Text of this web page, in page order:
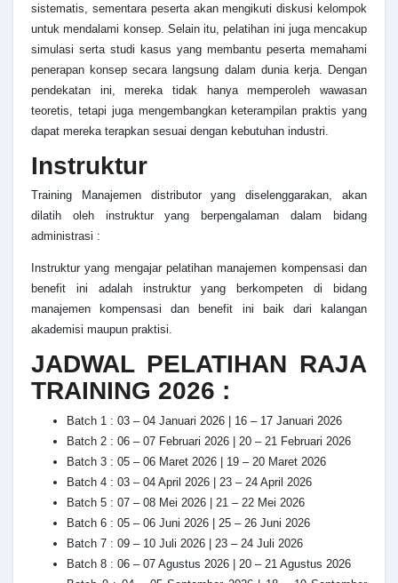
sistematis, sementara peserta akan mengikuti diskusi kelompok
untuk mendalami konsep. Selain itu, pelatihan ini juga mencakup
simulasi serta studi kasus yang membantu peserta memahami
penerapan konsep secara langsung dalam dunia kerja. Dengan
pendekatan ini, mereka tidak hanya memperoleh wawasan
teoretis, tetapi juga mengembangkan keterampilan praktis yang
dapat mereka terapkan sesuai dengan kebutuhan industri.
Instruktur
Training Manajemen distributoryang diselenggarakan, akan
dilatih oleh instruktur yang berpengalaman dalam bidang
administrasi :
Instruktur yang mengajar pelatihanmanajemen kompensasi dan
benefit ini adalah instruktur yang berkompeten di bidang
manajemen kompensasi dan benefit ini baik dari kalangan
akademisi maupun praktisi.
JADWAL PELATIHAN RAJA
TRAINING 2026 :
Batch 1 : 03 – 04 Januari 2026 | 16 – 17 Januari 2026
Batch 2 : 06 – 07 Februari 2026 | 20 – 21 Februari 2026
Batch 3 : 05 – 06 Maret 2026 | 19 – 20 Maret 2026
Batch 4 : 03 – 04 April 2026 | 23 – 24 April 2026
Batch 5 : 07 – 08 Mei 2026 | 21 – 22 Mei 2026
Batch 6 : 05 – 06 Juni 2026 | 25 – 26 Juni 2026
Batch 7 : 09 – 10 Juli 2026 | 23 – 24 Juli 2026
Batch 8 : 06 – 07 Agustus 2026 | 20 – 21 Agustus 2026